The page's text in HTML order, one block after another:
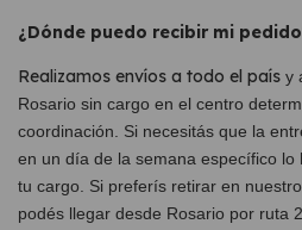
¿Dónde puedo recibir mi
Realizamos envíos a todo el país y
Rosario sin cargo en el centro
coordinación. Si necesitás que la
en un día de la semana específico
tu cargo. Si preferís retirar en
podés llegar desde Rosario por ruta